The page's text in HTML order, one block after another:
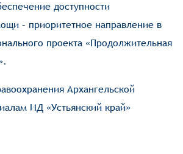
доступности
– приоритетное направление в
проекта «Продолжительная
Архангельской
ИД «Устьянский край»